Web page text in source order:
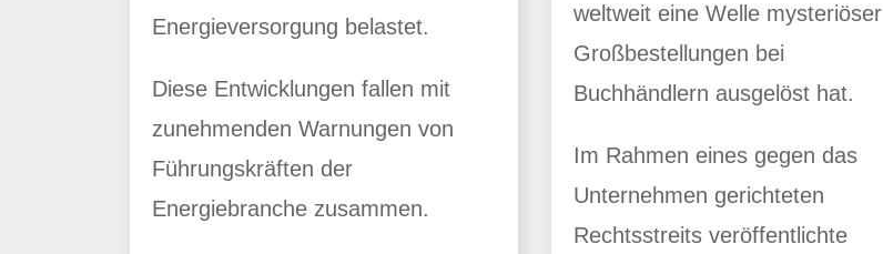
Energieversorgung belastet.
Diese Entwicklungen fallen mit
zunehmenden Warnungen von
Führungskräften der
Energiebranche zusammen.
weltweit eine Welle mysteriöser
Großbestellungen bei
Buchhändlern ausgelöst hat.
Im Rahmen eines gegen das
Unternehmen gerichteten
Rechtsstreits veröffentlichte